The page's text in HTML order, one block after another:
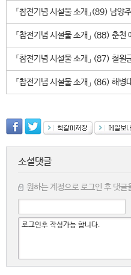
「참전기념 시설물 소개」(89) 남양
「참전기념 시설물 소개」 (88) 춘
「참전기념 시설물 소개」 (87) 철원
「참전기념 시설물 소개」 (86) 해병
소셜댓글
원하는 계정으로 로그인 후 댓글